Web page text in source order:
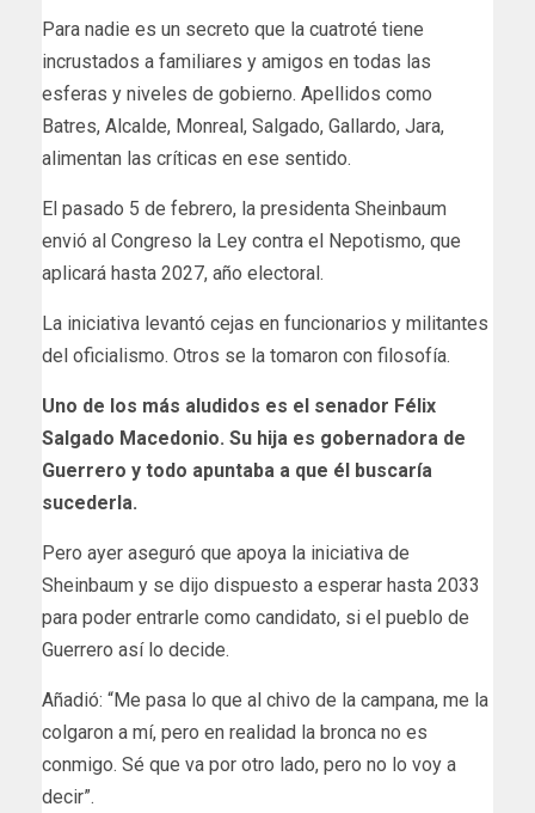
Para nadie es un secreto que la cuatroté tiene
incrustados a familiares y amigos en todas las
esferas y niveles de gobierno. Apellidos como
Batres, Alcalde, Monreal, Salgado, Gallardo, Jara,
alimentan las críticas en ese sentido.
El pasado 5 de febrero, la presidenta Sheinbaum
envió al Congreso la Ley contra el Nepotismo, que
aplicará hasta 2027, año electoral.
La iniciativa levantó cejas en funcionarios y militantes
del oficialismo. Otros se la tomaron con filosofía.
Uno de los más aludidos es el senador Félix
Salgado Macedonio. Su hija es gobernadora de
Guerrero y todo apuntaba a que él buscaría
sucederla.
Pero ayer aseguró que apoya la iniciativa de
Sheinbaum y se dijo dispuesto a esperar hasta 2033
para poder entrarle como candidato, si el pueblo de
Guerrero así lo decide.
Añadió: “Me pasa lo que al chivo de la campana, me la
colgaron a mí, pero en realidad la bronca no es
conmigo. Sé que va por otro lado, pero no lo voy a
decir”.